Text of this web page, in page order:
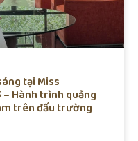
tại Miss
Hành trình quảng
trên đấu trường